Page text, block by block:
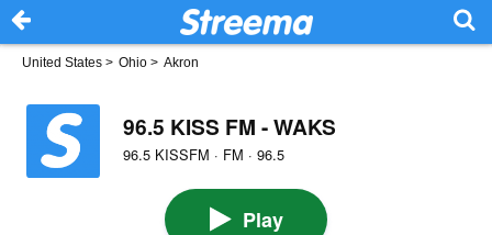
United States > Ohio > Akron
96.5 KISS FM - WAKS
96.5 KISSFM · FM · 96.5
Play